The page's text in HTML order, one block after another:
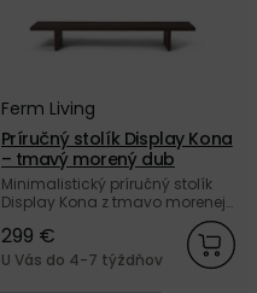
Ferm Living
Príručný stolík Display Kona
– tmavý morený dub
Minimalistický príručný stolík
Display Kona z tmavo morenej
značky Ferm Living.
299 €
U Vás do 4-7 týždňov